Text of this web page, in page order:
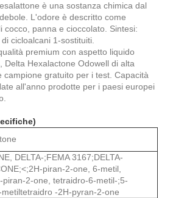
è una sostanza chimica dal
L'odore è descritto come
cocco, panna e cioccolato. Sintesi:
cicloalcani 1-sostituiti.
premium con aspetto liquido
Delta Hexalactone Odowell di alta
campione gratuito per i test. Capacità
all'anno prodotte per i paesi europei
DELTA-;FEMA 3167;DELTA-
piran-2-one, 6-metil,
piran-2-one, tetraidro-6-metil-;5-
-2H-pyran-2-one